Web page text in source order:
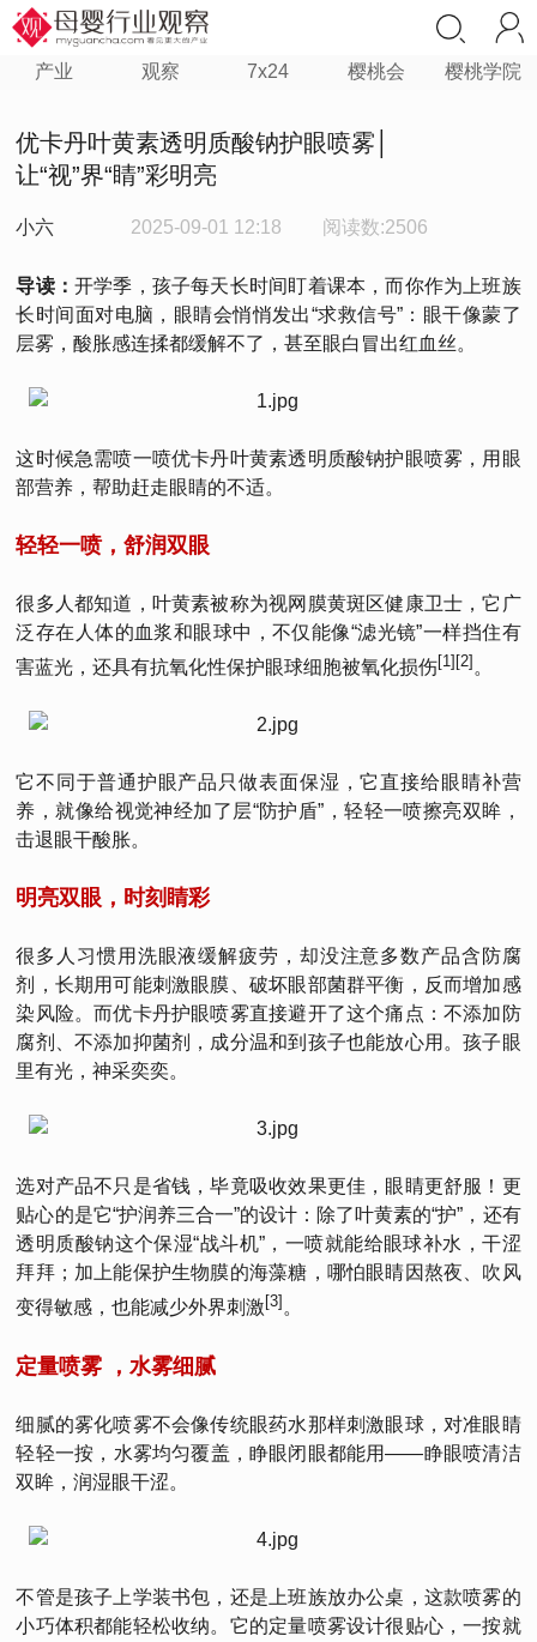
产业 观察 7x24 樱桃会 樱桃学院
优卡丹叶黄素透明质酸钠护眼喷雾│
让“视”界“睛”彩明亮
小六 2025-09-01 12:18 阅读数:2506
导读：开学季，孩子每天长时间盯着课本，而你作为上班族
长时间面对电脑，眼睛会悄悄发出“求救信号”：眼干像蒙了
层雾，酸胀感连揉都缓解不了，甚至眼白冒出红血丝。
这时候急需喷一喷优卡丹叶黄素透明质酸钠护眼喷雾，用眼
部营养，帮助赶走眼睛的不适。
轻轻一喷，舒润双眼
很多人都知道，叶黄素被称为视网膜黄斑区健康卫士，它广
泛存在人体的血浆和眼球中，不仅能像“滤光镜”一样挡住有
害蓝光，还具有抗氧化性保护眼球细胞被氧化损伤[1][2] 。
它不同于普通护眼产品只做表面保湿，它直接给眼睛补营
养，就像给视觉神经加了层“防护盾”，轻轻一喷擦亮双眸，
击退眼干酸胀。
明亮双眼，时刻睛彩
很多人习惯用洗眼液缓解疲劳，却没注意多数产品含防腐
剂，长期用可能刺激眼膜、破坏眼部菌群平衡，反而增加感
染风险。而优卡丹护眼喷雾直接避开了这个痛点：不添加防
腐剂、不添加抑菌剂，成分温和到孩子也能放心用。孩子眼
里有光，神采奕奕。
选对产品不只是省钱，毕竟吸收效果更佳，眼睛更舒服！更
贴心的是它“护润养三合一”的设计：除了叶黄素的“护”，还有
透明质酸钠这个保湿“战斗机”，一喷就能给眼球补水，干涩
拜拜；加上能保护生物膜的海藻糖，哪怕眼睛因熬夜、吹风
变得敏感，也能减少外界刺激 [3] 。
定量喷雾 ，水雾细腻
细腻的雾化喷雾不会像传统眼药水那样刺激眼球，对准眼睛
轻轻一按，水雾均匀覆盖，睁眼闭眼都能用——睁眼喷清洁
双眸，润湿眼干涩。
不管是孩子上学装书包，还是上班族放办公桌，这款喷雾的
小巧体积都能轻松收纳。它的定量喷雾设计很贴心，一按就